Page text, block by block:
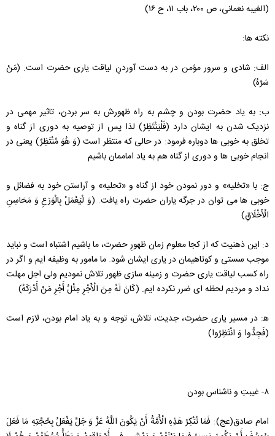
(الغیبه نعمانی، ص ۲۰۰، باب ۱۱، ح ۱۶)
نکته ها:
الف: شادی و سرور مؤمن در به دست آوردنِ لیاقت یاری حضرت است. (مَنْ‏
سَرَّهُ)
ب: به یاد حضرت بودن و چشم به راه ظهورش به سر بردن، تاثیر مهمی در
نزدیک شدن به ایشان دارد (فَلْيَنْتَظِرْ) لذا پس از توصیه به دوری از گناه و
تخلق به خوبی ها دوباره فرمود: در حالی که منتظر است (وَ هُوَ مُنْتَظِرٌ) یعنی در
انجام خوبی ها و دوری از گناه هم به یاد اماممان باشیم
ج: با «تخلیه» و دور نمودن خود از گناه و «تحلیه» و آراستن خود به فضائل و
خوبی ها می توان در جرگه یاران حضرت راه یافت. (وَ لْيَعْمَلْ بِالْوَرَعِ وَ مَحَاسِنِ
الْأَخْلَاقِ)
د: این ذهنیت که از کجا معلوم زمان ظهورِ حضرت، ما باشیم اشتباه است و نباید
موجب سستی و کوتاهیمان در یاری ایشان شود. ما مامور به وظیفه ایم و اگر در
راه کسب لیاقت یاری حضرت و زمینه سازی ظهور تلاش نمودیم ولی اجل مهلت
نداد و مردیم لحظه ای ضرر نکرده ایم. (كَانَ لَهُ مِنَ الْأَجْرِ مِثْلُ أَجْرِ مَنْ أَدْرَكَهُ)
ه‍: در مسیر یاری حضرت، جدیت، تلاش، توجه و به یاد امام بودن، لازم است
(فَجِدُّوا وَ انْتَظِرُوا)
۸- غیبتِ و ناشناس بودن
امام صادق(عج): فَمَا تُنْكِرُ هَذِهِ الْأُمَّةُ أَنْ يَكُونَ اللَّهُ عَزَّ وَ جَلَّ يَفْعَلُ بِحُجَّتِهِ مَا فَعَلَ